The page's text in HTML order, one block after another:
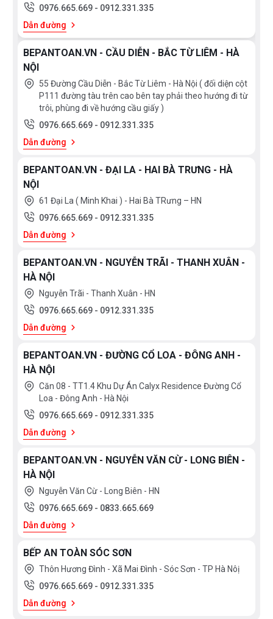
độ: đi đường ống thoát ra ngoài hoặc dùng than hoạt
tính
Máy thường bao gồm các bộ phận cơ bản như lớp
ngoài bảo vệ, hệ thống dẫn hơi, dàn lọc than hoạt tính
hoặc các lớp kim loại, tấm kim loại hay lưới lọc ban
đầu, quạt hút, đèn chiếu sáng, đèn báo hiệu mức độ
bám bẩn và nút điều chỉnh các tốc độ hút từ 1 đến 3.
Các bộ phận lọc có thể tháo rời để vệ sinh.
Kích thước ; 700 x 290 x 200mm
CHẬU HAI HỐ NANO BẬC THANG LỆCH AT-
8245HNDL
Chậu rửa bát nano kháng khuẩnlà một trong những
dòng chậu cao cấp được rất nhiều gia đình lựa chọn
cho căn bếp của mình. Không chỉ có thiết kế bền đẹp,
loại chậu rửa bát nano kháng khuẩn còn có những ưu
điểm vượt trội, bảo vệ sức khỏe, kiểu dáng sang
trọng.
0976.665.669 - 0912.331.335
Dẫn đường
BEPANTOAN.VN - CẦU DIỄN - BẮC TỪ LIÊM - HÀ
NỘI
55 Đường Cầu Diễn - Bắc Từ Liêm - Hà Nội ( đối diện cột
P111 đường tàu trên cao bên tay phải theo hướng đi từ
trôi, phùng đi về hướng cầu giấy )
0976.665.669 - 0912.331.335
Dẫn đường
BEPANTOAN.VN - ĐẠI LA - HAI BÀ TRƯNG - HÀ
NỘI
61 Đại La ( Minh Khai ) - Hai Bà TRưng – HN
0976.665.669 - 0912.331.335
Dẫn đường
BEPANTOAN.VN - NGUYỄN TRÃI - THANH XUÂN -
HÀ NỘI
Nguyễn Trãi - Thanh Xuân - HN
0976.665.669 - 0912.331.335
Dẫn đường
BEPANTOAN.VN - ĐƯỜNG CỔ LOA - ĐÔNG ANH -
HÀ NỘI
Căn 08 - TT1.4 Khu Dự Án Calyx Residence Đường Cổ
Loa - Đông Anh - Hà Nội
0976.665.669 - 0912.331.335
Dẫn đường
BEPANTOAN.VN - NGUYỄN VĂN CỪ - LONG BIÊN -
HÀ NỘI
Nguyễn Văn Cừ - Long Biên - HN
0976.665.669 - 0833.665.669
Dẫn đường
BẾP AN TOÀN SÓC SƠN
Thôn Hương Đình - Xã Mai Đình - Sóc Sơn - TP Hà Nôị
0976.665.669 - 0912.331.335
Dẫn đường